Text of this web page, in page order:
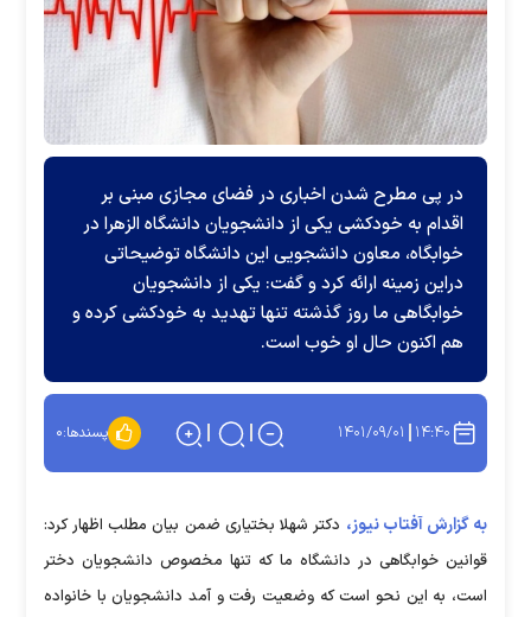
در پی مطرح شدن اخباری در فضای مجازی مبنی بر
اقدام به خودکشی یکی از دانشجویان دانشگاه الزهرا در
خوابگاه، معاون دانشجویی این دانشگاه توضیحاتی
دراین زمینه ارائه کرد و گفت: یکی از دانشجویان
خوابگاهی ما روز گذشته تنها تهدید به خودکشی کرده و
هم اکنون حال او خوب است.
۱۴:۴۰ ۱۴۰۱/۰۹/۰۱ پسندها:۰
به گزارش آفتاب نیوز، دکتر شهلا بختیاری ضمن بیان مطلب اظهار کرد:
قوانین خوابگاهی در دانشگاه ما که تنها مخصوص دانشجویان دختر
است، به این نحو است که وضعیت رفت و آمد دانشجویان با خانواده